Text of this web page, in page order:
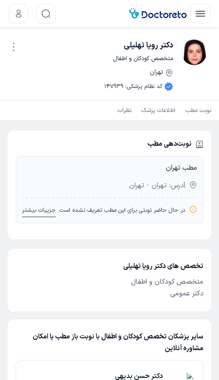
دکتر رویا تهلیلی
متخصص کودکان و اطفال
تهران
کد نظام پزشکی:
147939
نوبت مطب اطلاعات پزشک نظرات
نوبت‌دهی مطب
مطب تهران
آدرس: تهران - تهران
در حال حاضر نوبتی برای این مطب تعریف نشده است. جزییات بیشتر
تخصص های دکتر رویا تهلیلی
متخصص کودکان و اطفال
دکتر عمومی
سایر پزشکان تخصص کودکان و اطفال با نوبت باز مطب یا امکان
مشاوره آنلاین
دکتر حسن بدیهی